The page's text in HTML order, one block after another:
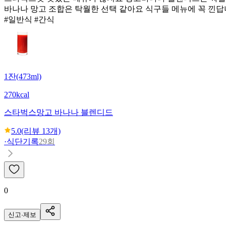
바나나 망고 조합은 탁월한 선택 같아요 식구들 메뉴에 꼭 낀답
#일반식 #간식
1잔(473ml)
270kcal
스타벅스망고 바나나 블렌디드
5.0(리뷰 13개)
·식단기록29회
0
신고·제보